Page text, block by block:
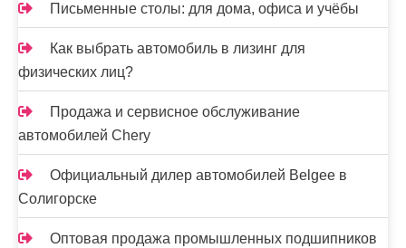
Письменные столы: для дома, офиса и учёбы
Как выбрать автомобиль в лизинг для
физических лиц?
Продажа и сервисное обслуживание
автомобилей Chery
Официальный дилер автомобилей Belgee в
Солигорске
Оптовая продажа промышленных подшипников